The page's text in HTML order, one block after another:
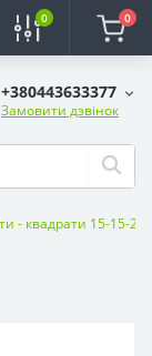
0 0
+380443633377
Замовити дзвінок
- квадрати 15-15-2